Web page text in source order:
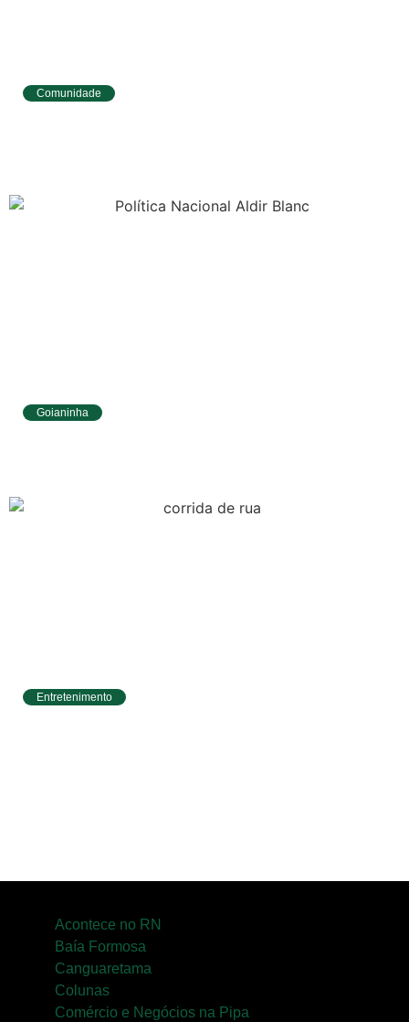
Comunidade
Goianinha
Entretenimento
Acontece no RN
Baía Formosa
Canguaretama
Colunas
Comércio e Negócios na Pipa